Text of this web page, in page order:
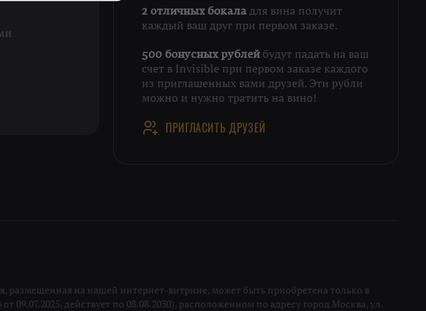
2 отличных бокала для вина получит
каждый ваш друг при первом заказе.
500 бонусных рублейбудут падать на ваш
счет в Invisible при первом заказе каждого
из приглашенных вами друзей. Эти рубли
можно и нужно тратить на вино!
ПРИГЛАСИТЬ ДРУЗЕЙ
на нашей интернет-витрине, может быть приобретена только в
действует по 08.08.2030), расположенном по адресу город Москва, ул.